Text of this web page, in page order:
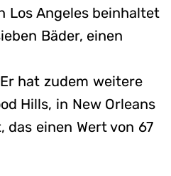
Los Angeles beinhaltet
Bäder, einen
hat zudem weitere
Hills, in New Orleans
das einen Wert von 67